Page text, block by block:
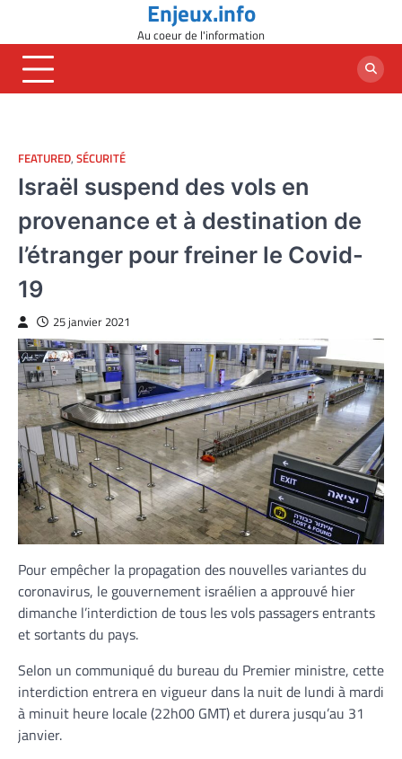
content
Enjeux.info
Au coeur de l'information
FEATURED, SÉCURITÉ
Israël suspend des vols en
provenance et à destination de
l’étranger pour freiner le Covid-
19
25 janvier 2021
Pour empêcher la propagation des nouvelles variantes du
coronavirus, le gouvernement israélien a approuvé hier
dimanche l’interdiction de tous les vols passagers entrants
et sortants du pays.
Selon un communiqué du bureau du Premier ministre, cette
interdiction entrera en vigueur dans la nuit de lundi à mardi
à minuit heure locale (22h00 GMT) et durera jusqu’au 31
janvier.